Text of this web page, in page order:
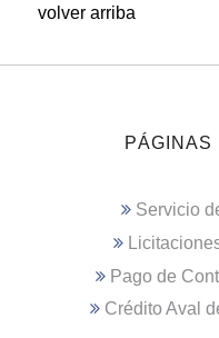
volver arriba
PÁGINAS
Servicio
Pago de
Crédito Aval